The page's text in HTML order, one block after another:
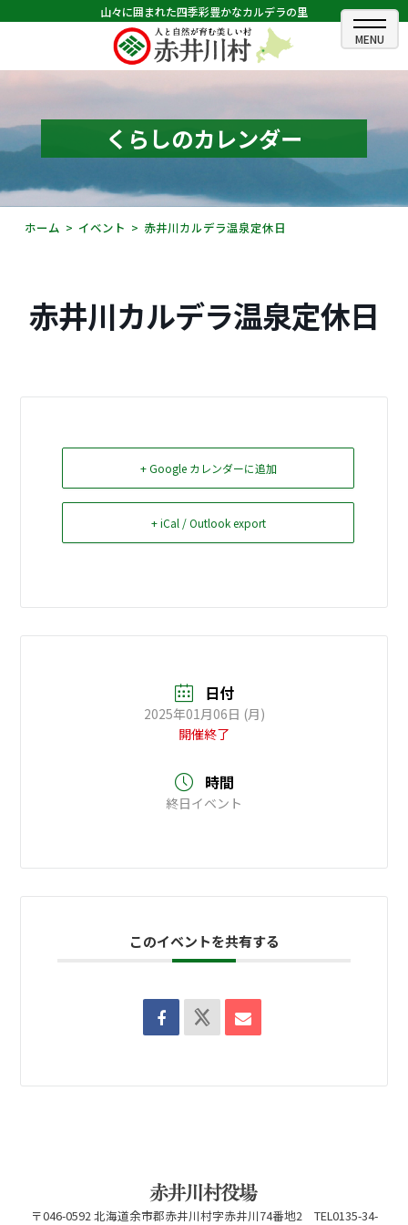
山々に囲まれた四季彩豊かなカルデラの里
ホーム
むらのできごと
むらのプロフィール
くらしの情報
観光・イベント情報
Select Language▼
くらしのカレンダー
ホーム イベント 赤井川カルデラ温泉定休日
赤井川カルデラ温泉定休日
+ Google カレンダーに追加
+ iCal / Outlook export
日付
2025年01月06日 (月)
開催終了
時間
終日イベント
このイベントを共有する
〒046-0592 北海道余市郡赤井川村字赤井川74番地2 TEL0135-34-